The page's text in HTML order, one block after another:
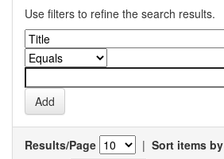
Use filters to refine the search results.
Results/Page | Sort items by